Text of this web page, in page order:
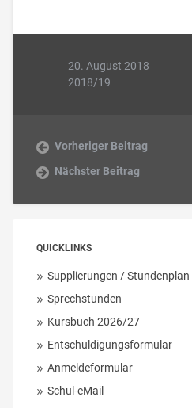
20. August 2018
2018/19
Vorheriger Beitrag
Nächster Beitrag
QUICKLINKS
Supplierungen / Stundenplan
Sprechstunden
Kursbuch 2026/27
Entschuldigungsformular
Anmeldeformular
Schul-eMail